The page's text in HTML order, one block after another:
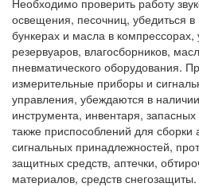
Необходимо проверить работу
освещения, песочниц, убедиться
бункерах и масла в компрессорах,
резервуаров, влагосборников,
пневматического оборудования.
измерительные приборы и
управления, убеждаются в
инструмента, инвентаря,
также приспособлений для
сигнальных принадлежностей,
защитных средств, аптечки,
материалов, средств снегозащиты.